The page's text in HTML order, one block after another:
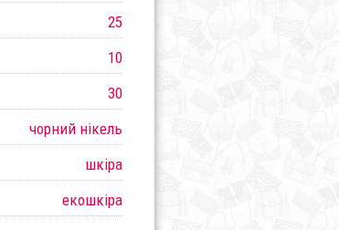
25
10
30
чорний нікель
шкіра
екошкіра